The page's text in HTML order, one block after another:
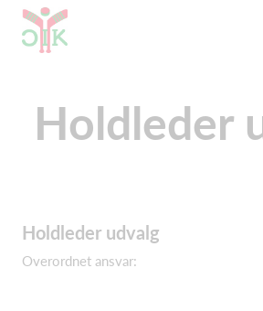
Holdleder
Holdleder udvalg
Overordnet ansvar: